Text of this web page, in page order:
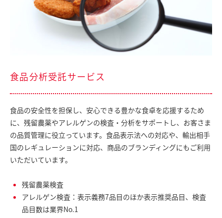
食品分析受託サービス
食品の安全性を担保し、安心できる豊かな食卓を応援するため
に、残留農薬やアレルゲンの検査・分析をサポートし、お客さま
の品質管理に役立っています。食品表示法への対応や、輸出相手
国のレギュレーションに対応、商品のブランディングにもご利用
いただいています。
残留農薬検査
アレルゲン検査：表示義務7品目のほか表示推奨品目、検査
品目数は業界No.1